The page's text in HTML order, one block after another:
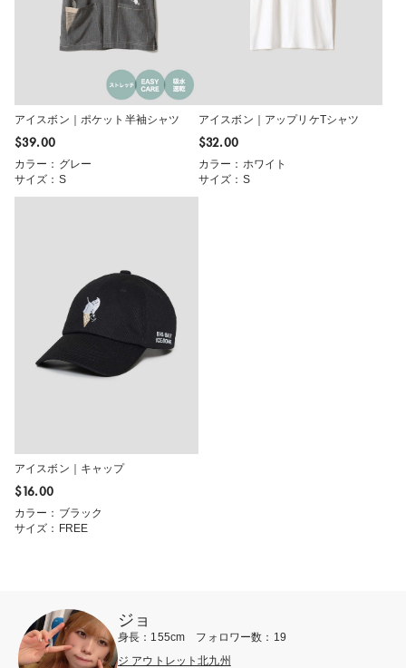
アイスボン｜ポケット半袖シャツ
$‌39.00
カラー：グレー
サイズ：S
アイスボン｜アップリケTシャツ
$‌32.00
カラー：ホワイト
サイズ：S
アイスボン｜キャップ
$‌16.00
カラー：ブラック
サイズ：FREE
ジョ
身長：155cm フォロワー数：19
ジ アウトレット北九州